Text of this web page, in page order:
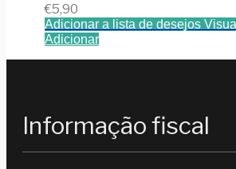
€5,90
Adicionar a lista de desejos
Adicionar
Informação fiscal